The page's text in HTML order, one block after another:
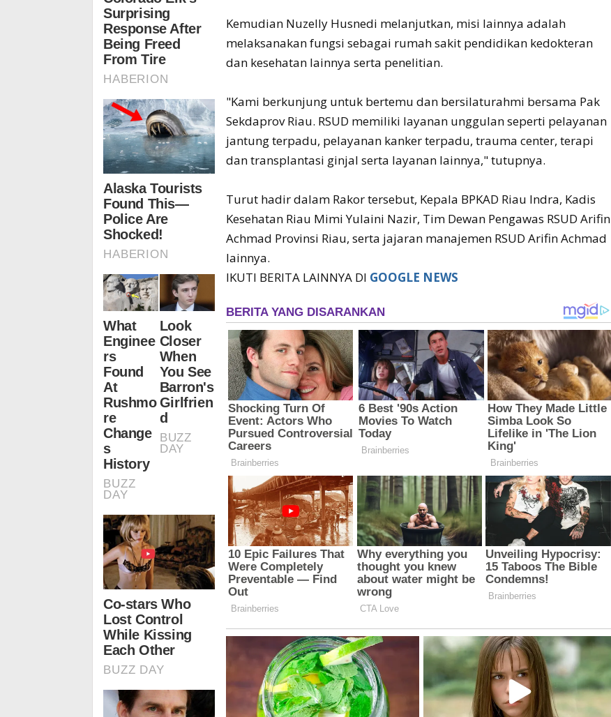
Kemudian Nuzelly Husnedi melanjutkan, misi lainnya adalah
melaksanakan fungsi sebagai rumah sakit pendidikan kedokteran
dan kesehatan lainnya serta penelitian.
"Kami berkunjung untuk bertemu dan bersilaturahmi bersama Pak
Sekdaprov Riau. RSUD memiliki layanan unggulan seperti pelayanan
jantung terpadu, pelayanan kanker terpadu, trauma center, terapi
dan transplantasi ginjal serta layanan lainnya," tutupnya.
Turut hadir dalam Rakor tersebut, Kepala BPKAD Riau Indra, Kadis
Kesehatan Riau Mimi Yulaini Nazir, Tim Dewan Pengawas RSUD Arifin
Achmad Provinsi Riau, serta jajaran manajemen RSUD Arifin Achmad
lainnya.
IKUTI BERITA LAINNYA DI GOOGLE NEWS